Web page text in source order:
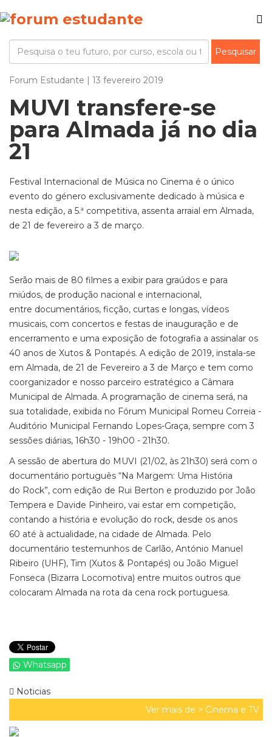
Forum Estudante | 13 fevereiro 2019
MUVI transfere-se
para Almada já no dia
21
Festival Internacional de Música no Cinema é o único
evento do género exclusivamente dedicado à música e
nesta edição, a 5.ª competitiva, assenta arraial em Almada,
de 21 de fevereiro a 3 de março.
Serão mais de 80 filmes a exibir para graúdos e para
miúdos, de produção nacional e internacional,
entre documentários, ficção, curtas e longas, vídeos
musicais, com concertos e festas de inauguração e de
encerramento e uma exposição de fotografia a assinalar os
40 anos de Xutos & Pontapés. A edição de 2019, instala-se
em Almada, de 21 de Fevereiro a 3 de Março e tem como
coorganizador e nosso parceiro estratégico a Câmara
Municipal de Almada. A programação de cinema será, na
sua totalidade, exibida no Fórum Municipal Romeu Correia -
Auditório Municipal Fernando Lopes-Graça, sempre com 3
sessões diárias, 16h30 - 19h00 - 21h30.
A sessão de abertura do MUVI (21/02, às 21h30) será com o
documentário português “Na Margem: Uma História
do Rock”, com edição de Rui Berton e produzido por João
Tempera e Davide Pinheiro, vai estar em competição,
contando a história e evolução do rock, desde os anos
60 até à actualidade, na cidade de Almada. Pelo
documentário testemunhos de Carlão, António Manuel
Ribeiro (UHF), Tim (Xutos & Pontapés) ou João Miguel
Fonseca (Bizarra Locomotiva) entre muitos outros que
colocaram Almada na rota da cena rock portuguesa.
Whatsapp
Noticias
Ver mais de > Cinema e TV